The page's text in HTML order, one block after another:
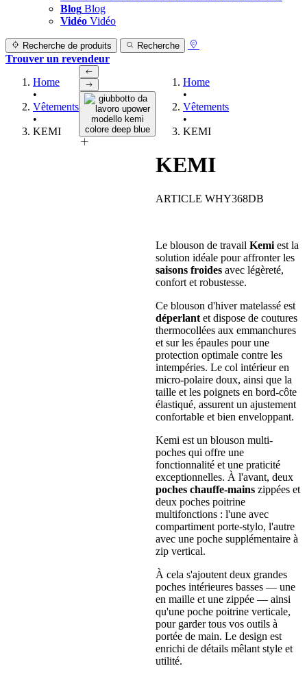
Blog Blog
Vidéo Vidéo
Recherche de produits Recherche
Trouver un revendeur
Home
•
Vêtements
•
KEMI
Home
•
Vêtements
•
KEMI
KEMI
ARTICLE WHY368DB
Le blouson de travail Kemi est la
solution idéale pour affronter les
saisons froides avec légèreté,
confort et robustesse.
Ce blouson d'hiver matelassé est
déperlant et dispose de coutures
thermocollées aux emmanchures
et sur les épaules pour une
protection optimale contre les
intempéries. Le col intérieur en
micro-polaire doux, ainsi que la
taille et les poignets en bord-côte
élastiqué, assurent un ajustement
confortable et bien enveloppant.
Kemi est un blouson multi-
poches qui offre une
fonctionnalité et une praticité
exceptionnelles. À l'avant, deux
poches chauffe-mains zippées et
deux poches poitrine
multifonctions : l'une avec
compartiment porte-stylo, l'autre
avec une poche supplémentaire à
zip vertical.
À cela s'ajoutent deux grandes
poches intérieures basses — une
en maille et une zippée — ainsi
qu'une poche poitrine verticale,
pour garder tous vos outils à
portée de main. Le design est
enrichi de détails mêlant style et
utilité.